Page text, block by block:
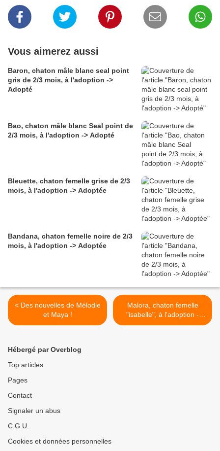
Vous aimerez aussi
Baron, chaton mâle blanc seal point
gris de 2/3 mois, à l'adoption ->
Adopté
Bao, chaton mâle blanc Seal point de
2/3 mois, à l'adoption -> Adopté
Bleuette, chaton femelle grise de 2/3
mois, à l'adoption -> Adoptée
Bandana, chaton femelle noire de 2/3
mois, à l'adoption -> Adoptée
< Des nouvelles de Mélodie
et Maya !
Malora, chaton femelle
"isabelle", à l'adoption -
>adoptée >
Hébergé par Overblog
Top articles
Pages
Contact
Signaler un abus
C.G.U.
Cookies et données personnelles